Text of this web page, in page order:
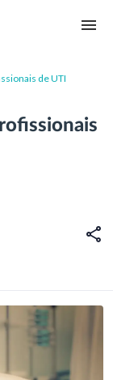
de UTI